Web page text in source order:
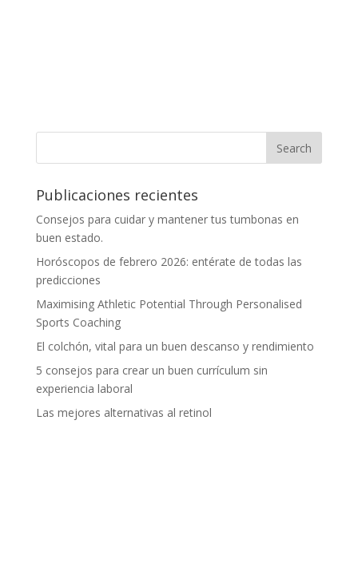
Publicaciones recientes
Consejos para cuidar y mantener tus tumbonas en
buen estado.
Horóscopos de febrero 2026: entérate de todas las
predicciones
Maximising Athletic Potential Through Personalised
Sports Coaching
El colchón, vital para un buen descanso y rendimiento
5 consejos para crear un buen currículum sin
experiencia laboral
Las mejores alternativas al retinol